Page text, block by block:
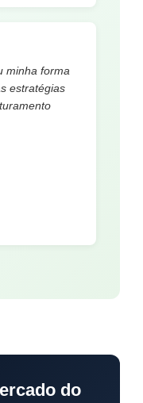
minha forma
estratégias
do